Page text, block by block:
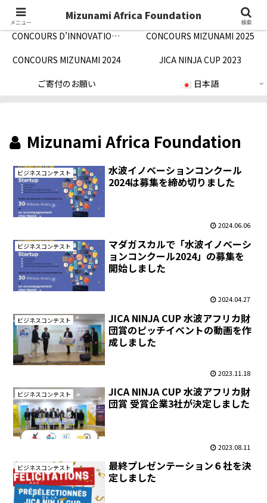
Concept/ご挨拶
Notification/お知らせ
CONCOURS D’INNOVATION MIZUNAMI 2026
CONCOURS MIZUNAMI 2025
CONCOURS MIZUNAMI 2024
JICA NINJA CUP 2023
ご寄付のお願い
日本語
Mizunami Africa Foundation
ビジネスコンテスト
水波イノベーションコンクール
2024は募集を締め切りました
2024.06.06
ビジネスコンテスト
マダガスカルで「水波イノベーシ
ョンコンクール2024」の募集を
開始しました
2024.04.27
ビジネスコンテスト
JICA NINJA CUP 水波アフリカ財
団賞のピッチイベントの動画を作
成しました
2023.11.18
ビジネスコンテスト
JICA NINJA CUP 水波アフリカ財
団賞 受賞企業3社が決定しました
2023.08.11
ビジネスコンテスト
最終プレゼンテーション６社を決
定しました
メニュー
Mizunami Africa Foundation
検索